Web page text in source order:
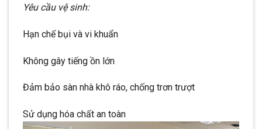
Yêu cầu vệ sinh:
Hạn chế bụi và vi khuẩn
Không gây tiếng ồn lớn
Đảm bảo sàn nhà khô ráo, chống trơn trượt
Sử dụng hóa chất an toàn